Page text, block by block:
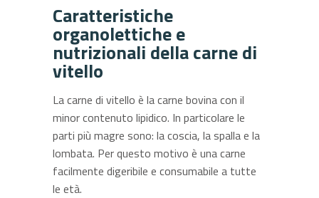
Caratteristiche
organolettiche e
nutrizionali della carne di
vitello
La carne di vitello è la carne bovina con il
minor contenuto lipidico. In particolare le
parti più magre sono: la coscia, la spalla e la
lombata. Per questo motivo è una carne
facilmente digeribile e consumabile a tutte
le età.